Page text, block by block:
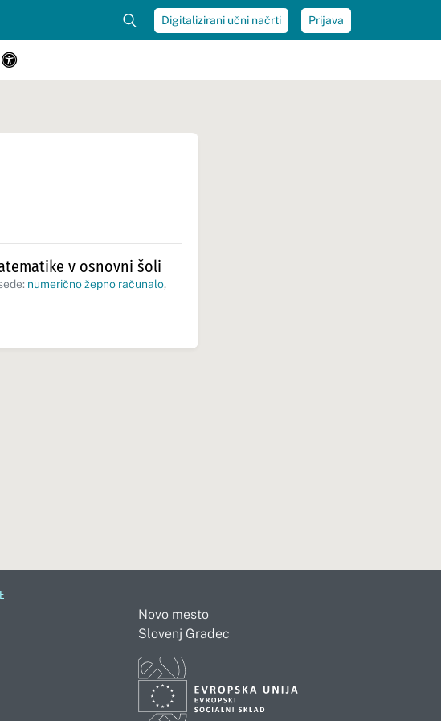
Digitalizirani učni načrti Prijava
v osnovni šoli
numerično žepno računalo,
Novo mesto
Slovenj Gradec